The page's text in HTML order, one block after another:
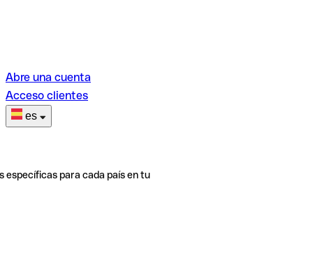
Abre una cuenta
Acceso clientes
es
específicas para cada país en tu